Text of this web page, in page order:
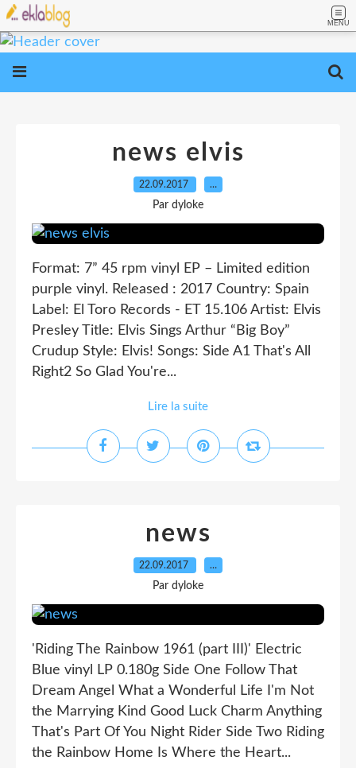
MENU
news elvis
22.09.2017 …
Par dyloke
Format: 7” 45 rpm vinyl EP – Limited edition
purple vinyl. Released : 2017 Country: Spain
Label: El Toro Records - ET 15.106 Artist: Elvis
Presley Title: Elvis Sings Arthur “Big Boy”
Crudup Style: Elvis! Songs: Side A1 That's All
Right2 So Glad You're...
Lire la suite
news
22.09.2017 …
Par dyloke
'Riding The Rainbow 1961 (part III)' Electric
Blue vinyl LP 0.180g Side One Follow That
Dream Angel What a Wonderful Life I'm Not
the Marrying Kind Good Luck Charm Anything
That's Part Of You Night Rider Side Two Riding
the Rainbow Home Is Where the Heart...